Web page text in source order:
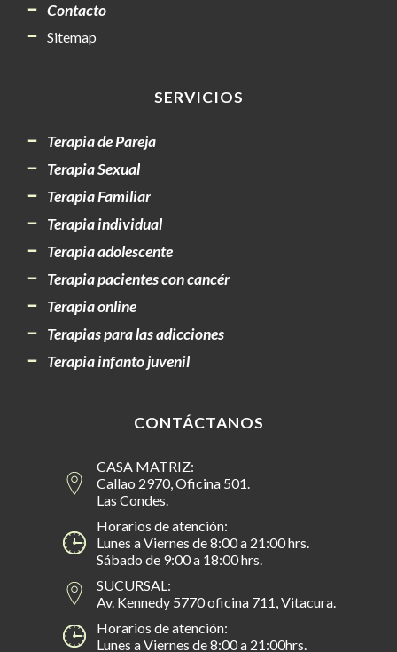
Contacto
Sitemap
SERVICIOS
Terapia de Pareja
Terapia Sexual
Terapia Familiar
Terapia individual
Terapia adolescente
Terapia pacientes con cancér
Terapia online
Terapias para las adicciones
Terapia infanto juvenil
CONTÁCTANOS
CASA MATRIZ:
Callao 2970, Oficina 501.
Las Condes.
Horarios de atención:
Lunes a Viernes de 8:00 a 21:00 hrs.
Sábado de 9:00 a 18:00 hrs.
SUCURSAL:
Av. Kennedy 5770 oficina 711, Vitacura.
Horarios de atención:
Lunes a Viernes de 8:00 a 21:00hrs.